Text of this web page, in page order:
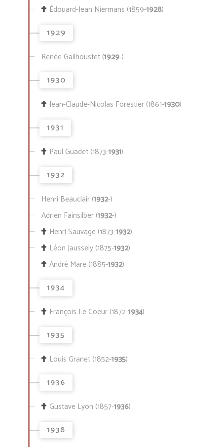
Édouard-Jean Niermans (1859-1928)
1929
Renée Gailhoustet (1929-)
1930
Jean-Claude-Nicolas Forestier (1861-1930)
1931
Paul Guadet (1873-1931)
1932
Henri Beauclair (1932-)
Adrien Fainsilber (1932-)
Henri Sauvage (1873-1932)
Léon Jaussely (1875-1932)
André Mare (1885-1932)
1934
François Le Coeur (1872-1934)
1935
Louis Granet (1852-1935)
1936
Gustave Lyon (1857-1936)
1938